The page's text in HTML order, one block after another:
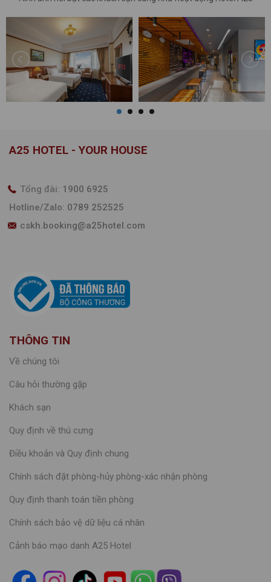
A25 HOTEL - YOUR HOUSE
Tổng đài: 1900 6925
Hotline/Zalo: 0789 252525
cskh.booking@a25hotel.com
THÔNG TIN
Về chúng tôi
Câu hỏi thường gặp
Khách sạn
Quy định về thú cưng
Điều khoản và Quy định chung
Chính sách đặt phòng-hủy phòng-xác nhận phòng
Quy định thanh toán tiền phòng
Chính sách bảo vệ dữ liệu cá nhân
Cảnh báo mạo danh A25 Hotel